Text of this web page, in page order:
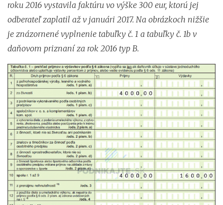
roku 2016 vystavila faktúru vo výške 300 eur, ktorú jej
odberateľ zaplatil až v januári 2017. Na obrázkoch nižšie
je znázornené vyplnenie tabuľky č. 1 a tabuľky č. 1b v
daňovom priznaní za rok 2016 typ B.